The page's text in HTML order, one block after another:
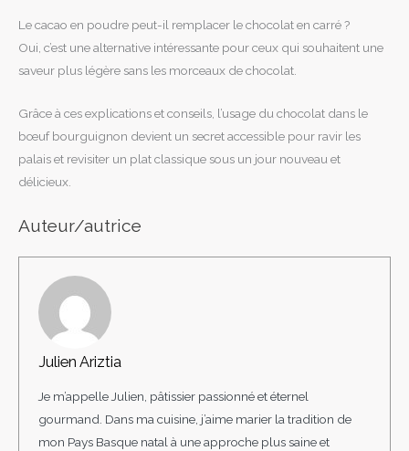
Le cacao en poudre peut-il remplacer le chocolat en carré ?
Oui, c’est une alternative intéressante pour ceux qui souhaitent une
saveur plus légère sans les morceaux de chocolat.
Grâce à ces explications et conseils, l’usage du chocolat dans le
bœuf bourguignon devient un secret accessible pour ravir les
palais et revisiter un plat classique sous un jour nouveau et
délicieux.
Auteur/autrice
Julien Ariztia
Je m’appelle Julien, pâtissier passionné et éternel
gourmand. Dans ma cuisine, j’aime marier la tradition de
mon Pays Basque natal à une approche plus saine et